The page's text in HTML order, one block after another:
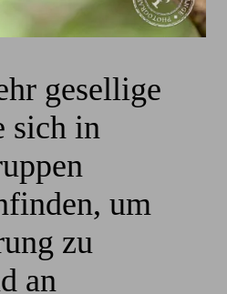
gesellige
sich in
um
zu
an